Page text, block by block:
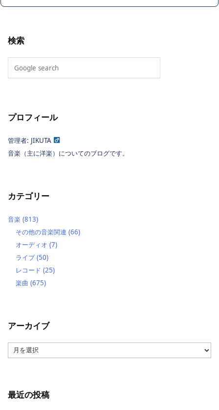
検索
プロフィール
管理者: JIKUTA
音楽（主に洋楽）についてのブログです。
カテゴリー
音楽 (813)
その他の音楽関連 (66)
オーディオ (7)
ライブ (50)
レコード (25)
楽曲 (675)
アーカイブ
ー
最近の投稿